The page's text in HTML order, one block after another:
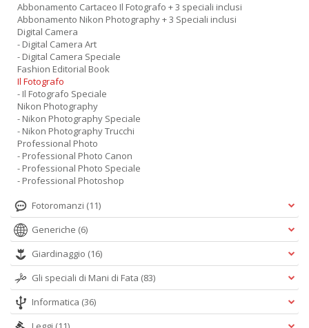
Abbonamento Cartaceo Il Fotografo + 3 speciali inclusi
Abbonamento Nikon Photography + 3 Speciali inclusi
Digital Camera
- Digital Camera Art
- Digital Camera Speciale
Fashion Editorial Book
Il Fotografo
- Il Fotografo Speciale
Nikon Photography
- Nikon Photography Speciale
- Nikon Photography Trucchi
Professional Photo
- Professional Photo Canon
- Professional Photo Speciale
- Professional Photoshop
Fotoromanzi (11)
Generiche (6)
Giardinaggio (16)
Gli speciali di Mani di Fata (83)
Informatica (36)